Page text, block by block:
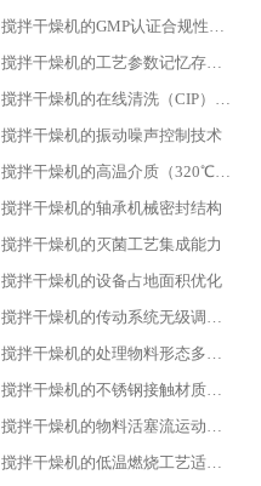
搅拌干燥机的GMP认证合规性设计
搅拌干燥机的工艺参数记忆存储功能
搅拌干燥机的在线清洗（CIP）功能
搅拌干燥机的振动噪声控制技术
搅拌干燥机的高温介质（320℃）耐受性
搅拌干燥机的轴承机械密封结构
搅拌干燥机的灭菌工艺集成能力
搅拌干燥机的设备占地面积优化
搅拌干燥机的传动系统无级调速功能
搅拌干燥机的处理物料形态多样性
搅拌干燥机的不锈钢接触材质防腐性
搅拌干燥机的物料活塞流运动特性
搅拌干燥机的低温燃烧工艺适用性